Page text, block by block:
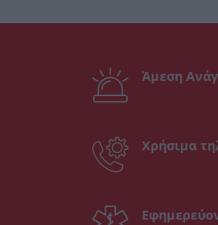
Άμεση
Χρήσιμα